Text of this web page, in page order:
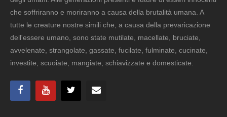
che soffriranno e moriranno a causa della brutalità umana. A
tutte le creature nostre simili che, a causa della prevaricazione
dell'essere umano, sono state mutilate, macellate, bruciate,
avvelenate, strangolate, gassate, fucilate, fulminate, cucinate,
investite, scuoiate, mangiate, schiavizzate e domesticate.